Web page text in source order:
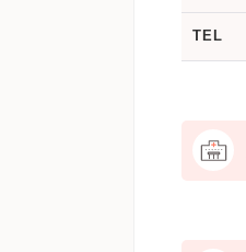
TEL